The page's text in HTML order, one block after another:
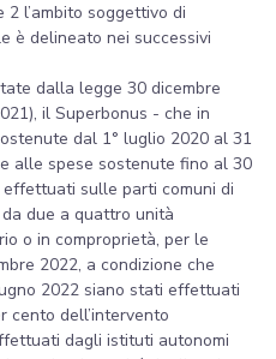
l’ambito soggettivo di
è delineato nei successivi
dalla legge 30 dicembre
il Superbonus - che in
dal 1° luglio 2020 al 31
alle spese sostenute fino al 30
sulle parti comuni di
due a quattro unità
o in comproprietà, per le
2022, a condizione che
2022 siano stati effettuati
cento dell’intervento
dagli istituti autonomi